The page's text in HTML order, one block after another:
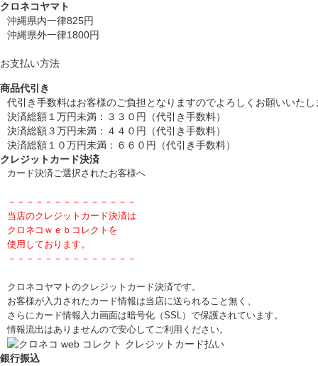
クロネコヤマト
沖縄県内一律825円
沖縄県外一律1800円
お支払い方法
商品代引き
代引き手数料はお客様のご負担となりますのでよろしくお願いいたし
決済総額１万円未満：３３０円（代引き手数料）
決済総額３万円未満：４４０円（代引き手数料）
決済総額１０万円未満：６６０円（代引き手数料）
クレジットカード決済
カード決済ご選択されたお客様へ
－－－－－－－－－－－－－－
当店のクレジットカード決済は
クロネコｗｅｂコレクトを
使用しております。
－－－－－－－－－－－－－－
クロネコヤマトのクレジットカード決済です。
お客様が入力されたカード情報は当店に送られること無く、
さらにカード情報入力画面は暗号化（SSL）で保護されています。
情報流出はありませんので安心してご利用ください。
銀行振込